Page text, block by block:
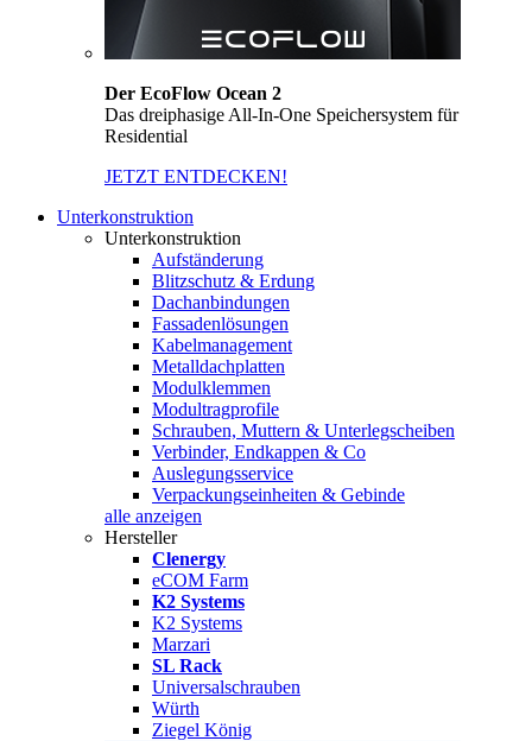
Der EcoFlow Ocean 2
Das dreiphasige All-In-One Speichersystem für
Residential
JETZT ENTDECKEN!
Unterkonstruktion
Unterkonstruktion
Aufständerung
Blitzschutz & Erdung
Dachanbindungen
Fassadenlösungen
Kabelmanagement
Metalldachplatten
Modulklemmen
Modultragprofile
Schrauben, Muttern & Unterlegscheiben
Verbinder, Endkappen & Co
Auslegungsservice
Verpackungseinheiten & Gebinde
alle anzeigen
Hersteller
Clenergy
eCOM Farm
K2 Systems
K2 Systems
Marzari
SL Rack
Universalschrauben
Würth
Ziegel König